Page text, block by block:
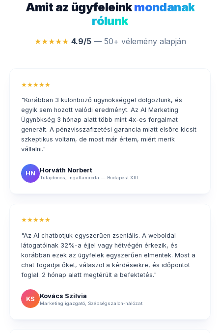
Amit az ügyfeleinkmondanak
rólunk
★★★★★ 4.9/5 — 50+ vélemény alapján
★★★★★
"Korábban 3 különböző ügynökséggel dolgoztunk, és
egyik sem hozott valódi eredményt. Az AI Marketing
Ügynökség 3 hónap alatt több mint 4x-es forgalmat
generált. A pénzvisszafizetési garancia miatt elsőre kicsit
szkeptikus voltam, de most már értem, miért merik
vállalni."
HN Horváth Norbert
Tulajdonos, Ingatlaniroda — Budapest XIII.
★★★★★
"Az AI chatbotjuk egyszerűen zseniális. A weboldal
látogatóinak 32%-a éjjel vagy hétvégén érkezik, és
korábban ezek az ügyfelek egyszerűen elmentek. Most a
chat fogadja őket, válaszol a kérdéseikre, és időpontot
foglal. 2 hónap alatt megtérült a befektetés."
KS Kovács Szilvia
Marketing igazgató, Szépségszalon-hálózat